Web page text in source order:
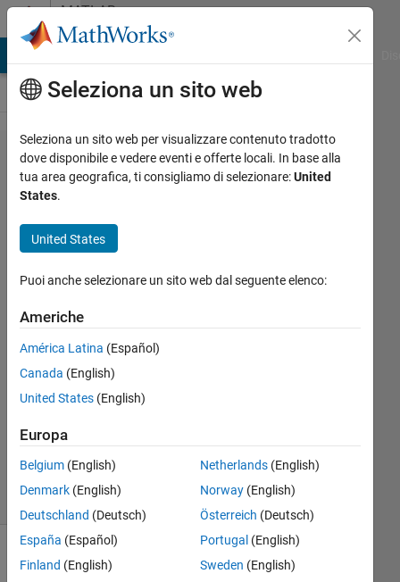
Vai al contenutoMATLAB
Answers
MLP Pattern
discrimination
El-
5 Gen
2019
Risposta
5 Gen 2019
6
(30 giorni)
Seleziona un sito web
Seleziona un sito web per visualizzare contenuto tradotto
dove disponibile e vedere eventi e offerte locali. In base alla
tua area geografica, ti consigliamo di selezionare:United
States.
United States
Puoi anche selezionare un sito web dal seguente elenco:
Americhe
América Latina (Español)
Canada (English)
United States (English)
Europa
Belgium (English)
Denmark (English)
Deutschland (Deutsch)
España (Español)
Finland (English)
Netherlands(English)
Norway(English)
Österreich (Deutsch)
Portugal (English)
Sweden (English)